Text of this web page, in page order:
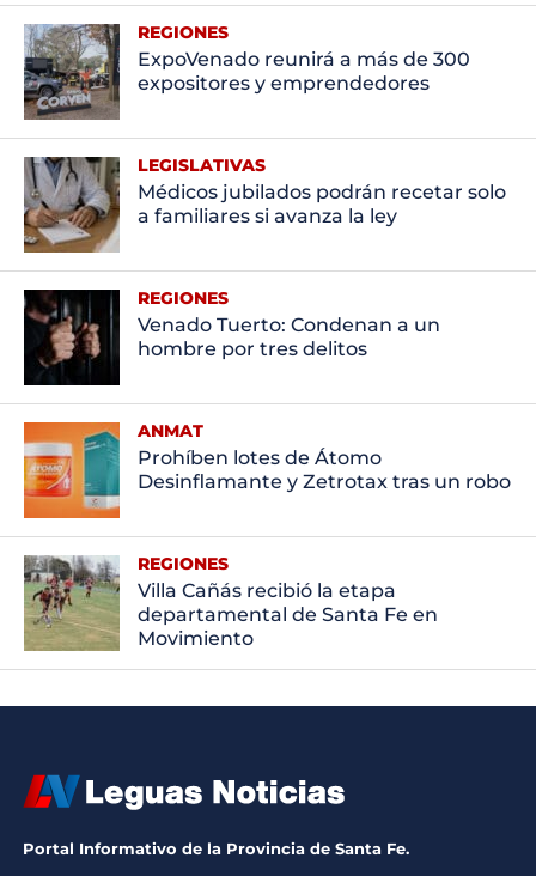
REGIONES
ExpoVenado reunirá a más de 300
expositores y emprendedores
LEGISLATIVAS
Médicos jubilados podrán recetar solo
a familiares si avanza la ley
REGIONES
Venado Tuerto: Condenan a un
hombre por tres delitos
ANMAT
Prohíben lotes de Átomo
Desinflamante y Zetrotax tras un robo
REGIONES
Villa Cañás recibió la etapa
departamental de Santa Fe en
Movimiento
Portal Informativo de la Provincia de Santa Fe.